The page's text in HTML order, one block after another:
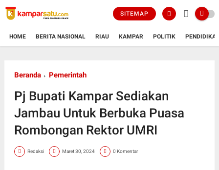
SITEMAP
HOME BERITA NASIONAL RIAU KAMPAR POLITIK
Beranda Pemerintah
Pj Bupati Kampar Sediakan
Jambau Untuk Berbuka Puasa
Rombongan Rektor UMRI
Redaksi Maret 30, 2024 0 Komentar